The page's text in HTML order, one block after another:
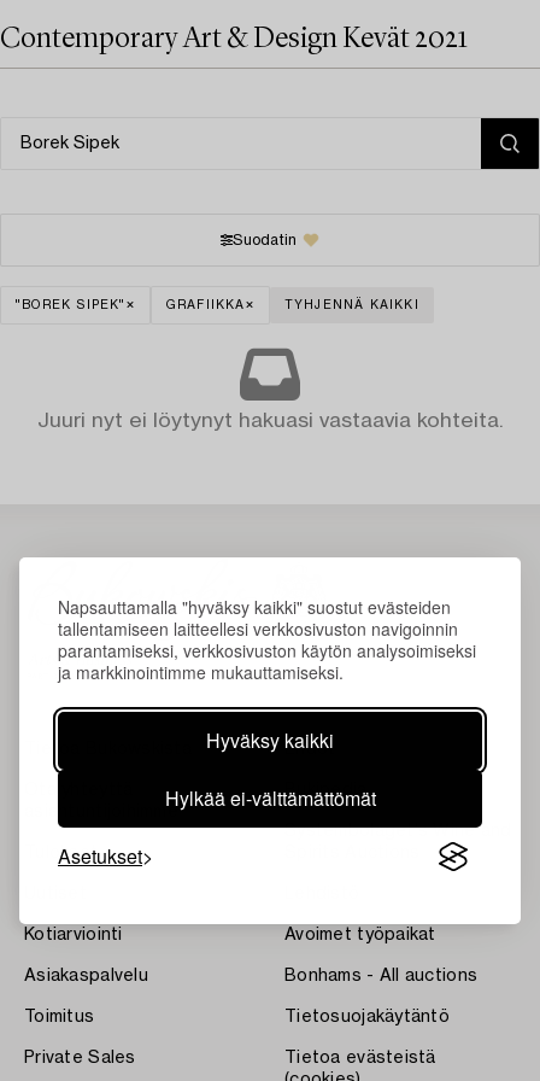
Napsauttamalla "hyväksy kaikki" suostut evästeiden
tallentamiseen laitteellesi verkkosivuston navigoinnin
parantamiseksi, verkkosivuston käytön analysoimiseksi
ja markkinointimme mukauttamiseksi.
Hyväksy kaikki
Hylkää ei-välttämättömät
Asetukset
Contemporary Art & Design Kevät 2021
Suodatin
"BOREK SIPEK" GRAFIIKKA TYHJENNÄ KAIKKI
Juuri nyt ei löytynyt hakuasi vastaavia kohteita.
Tulokset
Kotiarviointi
Asiakaspalvelu
Toimitus
Private Sales
Ehdot
Bukipedia
Systembolaget's Wine and
Avoimet työpaikat
Bonhams - All auctions
Tietosuojakäytäntö
Tietoa evästeistä